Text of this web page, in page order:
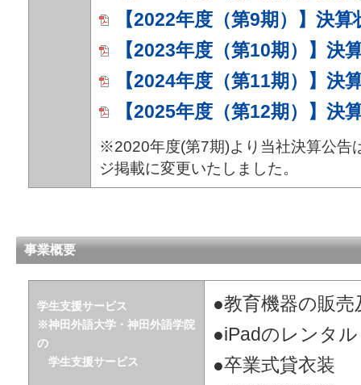
【2022年度（第9期）】決算
【2023年度（第10期）】決
【2024年度（第11期）】決
【2025年度（第12期）】決
※2020年度(第7期)より当社決算公告
ジ掲載に変更いたしました。
事業概要
学生支援サービス
※神田外語大学・神田外語学院
の
学生支援サービス
●教育機器の販売
●iPadのレンタ
●卒業式貸衣装